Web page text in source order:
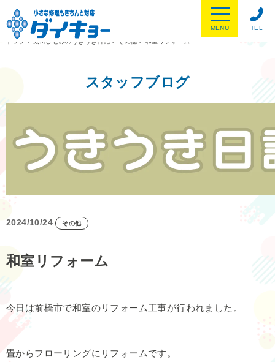
TEL
MENU
トップ
> 太田ひとみのうきうき日記 > その他 > 和室リフォーム
スタッフブログ
2024/10/24 その他
和室リフォーム
今日は前橋市で和室のリフォーム工事が行われました。
畳からフローリングにリフォームです。